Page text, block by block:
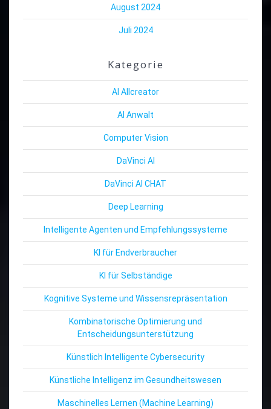
August 2024
Juli 2024
Kategorie
AI Allcreator
AI Anwalt
Computer Vision
DaVinci AI
DaVinci AI CHAT
Deep Learning
Intelligente Agenten und Empfehlungssysteme
KI für Endverbraucher
KI für Selbständige
Kognitive Systeme und Wissensrepräsentation
Kombinatorische Optimierung und
Entscheidungsunterstützung
Künstlich Intelligente Cybersecurity
Künstliche Intelligenz im Gesundheitswesen
Maschinelles Lernen (Machine Learning)